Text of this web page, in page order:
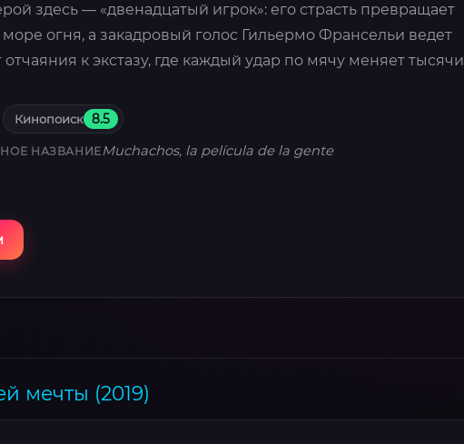
здесь — «двенадцатый игрок»: его страсть превращает
огня, а закадровый голос Гильермо Франсельи ведет
отчаяния к экстазу, где каждый удар по мячу меняет тысячи
Кинопоиск 8.5
НАЗВАНИЕMuchachos, la película de la gente
мечты (2019)